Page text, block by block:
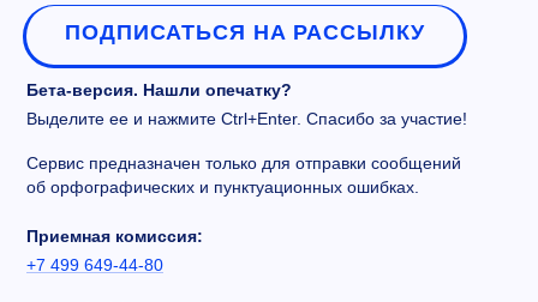
ПОДПИСАТЬСЯ НА РАССЫЛКУ
Бета-версия. Нашли опечатку?
Выделите ее и нажмите Ctrl+Enter. Спасибо за участие!
Сервис предназначен только для отправки сообщений
об орфографических и пунктуационных ошибках.
Приемная комиссия:
+7 499 649-44-80